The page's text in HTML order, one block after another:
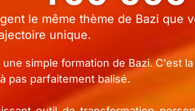
le même thème de Bazi que
unique.
simple formation de Bazi. C'est
pas parfaitement balisé.